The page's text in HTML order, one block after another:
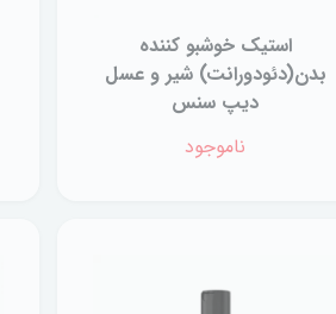
استیک خوشبو کننده
بدن(دئودورانت) شیر و عسل
دیپ سنس
ناموجود